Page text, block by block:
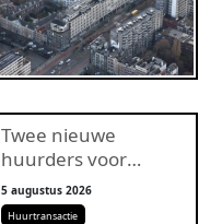
Twee nieuwe
huurders voor
Parklaan 28 in
Rotterdam
5 augustus 2026
Huurtransactie